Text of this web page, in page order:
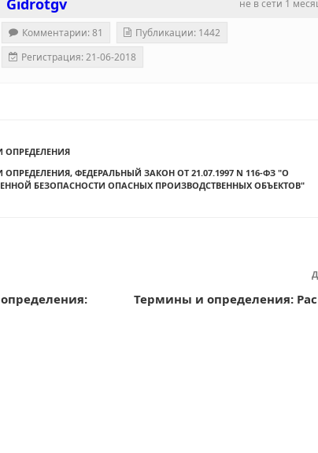
не в сети 1
Gidrotgv
Комментарии: 81
Публикации: 1442
Регистрация: 21-06-2018
ОПРЕДЕЛЕНИЯ
ОПРЕДЕЛЕНИЯ, ФЕДЕРАЛЬНЫЙ ЗАКОН ОТ 21.07.1997 N 116-ФЗ "О
БЕЗОПАСНОСТИ ОПАСНЫХ ПРОИЗВОДСТВЕННЫХ ОБЪЕКТОВ"
Термины и определения: